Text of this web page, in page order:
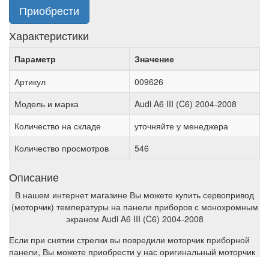
Приобрести
Характеристики
Параметр
Значение
Артикул
009626
Модель и марка
Audi A6 III (C6) 2004-2008
Количество на складе
уточняйте у менеджера
Количество просмотров
546
Описание
В нашем интернет магазине Вы можете купить сервопривод
(моторчик) температуры на панели приборов с монохромным
экраном Audi A6 III (C6) 2004-2008
Если при снятии стрелки вы повредили моторчик приборной
панели, Вы можете приобрести у нас оригинальный моторчик